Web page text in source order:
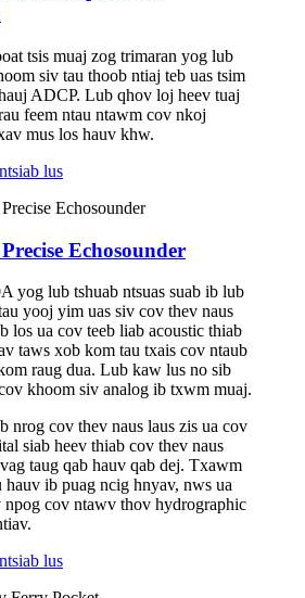
tsis muaj zog trimaran yog lub
siv tau thoob ntiaj teb uas tsim
ADCP. Lub qhov loj heev tuaj
feem ntau ntawm cov nkoj
mus los hauv khw.
lus
Echosounder
yog lub tshuab ntsuas suab ib lub
yooj yim uas siv cov thev naus
los ua cov teeb liab acoustic thiab
taws xob kom tau txais cov ntaub
raug dua. Lub kaw lus no sib
khoom siv analog ib txwm muaj.
nrog cov thev naus laus zis ua cov
siab heev thiab cov thev naus
taug qab hauv qab dej. Txawm
hauv ib puag ncig hnyav, nws ua
npog cov ntawv thov hydrographic
lus